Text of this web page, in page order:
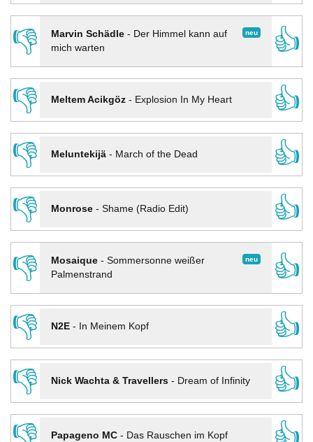
👎 neu
Marvin Schädle- Der Himmel kann auf
mich warten
👍
👎
Meltem Acikgöz- Explosion In My Heart
👍
👎
Meluntekijä- March of the Dead
👍
👎
Monrose- Shame (Radio Edit)
👍
👎
neu
Mosaique- Sommersonne weißer
Palmenstrand
👍
👎
N2E- In Meinem Kopf
👍
👎
Nick Wachta & Travellers- Dream of Infinity
👍
Papageno MC- Das Rauschen im Kopf